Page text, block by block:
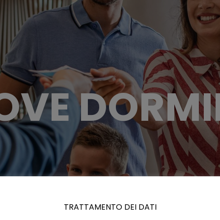
TRATTAMENTO DEI DATI